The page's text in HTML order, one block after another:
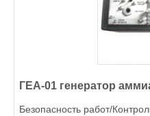
ГЕА-01 генератор
Безопасность работ/